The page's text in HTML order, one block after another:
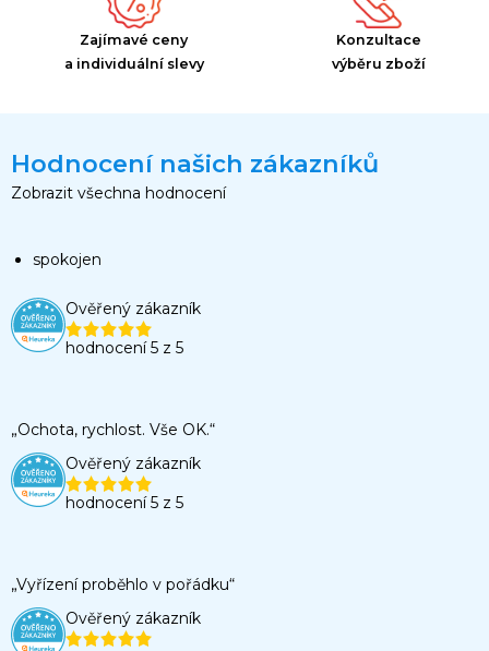
Zajímavé ceny
a individuální slevy
Konzultace
výběru zboží
Hodnocení našich zákazníků
Zobrazit všechna hodnocení
spokojen
Ověřený zákazník
hodnocení 5 z 5
„Ochota, rychlost. Vše OK.“
Ověřený zákazník
hodnocení 5 z 5
„Vyřízení proběhlo v pořádku“
Ověřený zákazník